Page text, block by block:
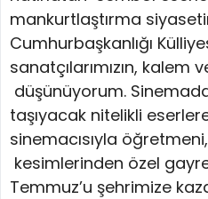
mankurtlaştırma
Cumhurbaşkanlığı
sanatçılarımızın,
düşünüyorum.
taşıyacak nitelikli
sinemacısıyla
kesimlerinden özel
Temmuz’u şehrimize